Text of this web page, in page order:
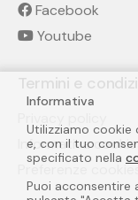
Facebook
Youtube
Termini e
Informativa
Preferenze
Informativa
Utilizziamo cookie
e, con il tuo
specificato nella
Puoi acconsentire